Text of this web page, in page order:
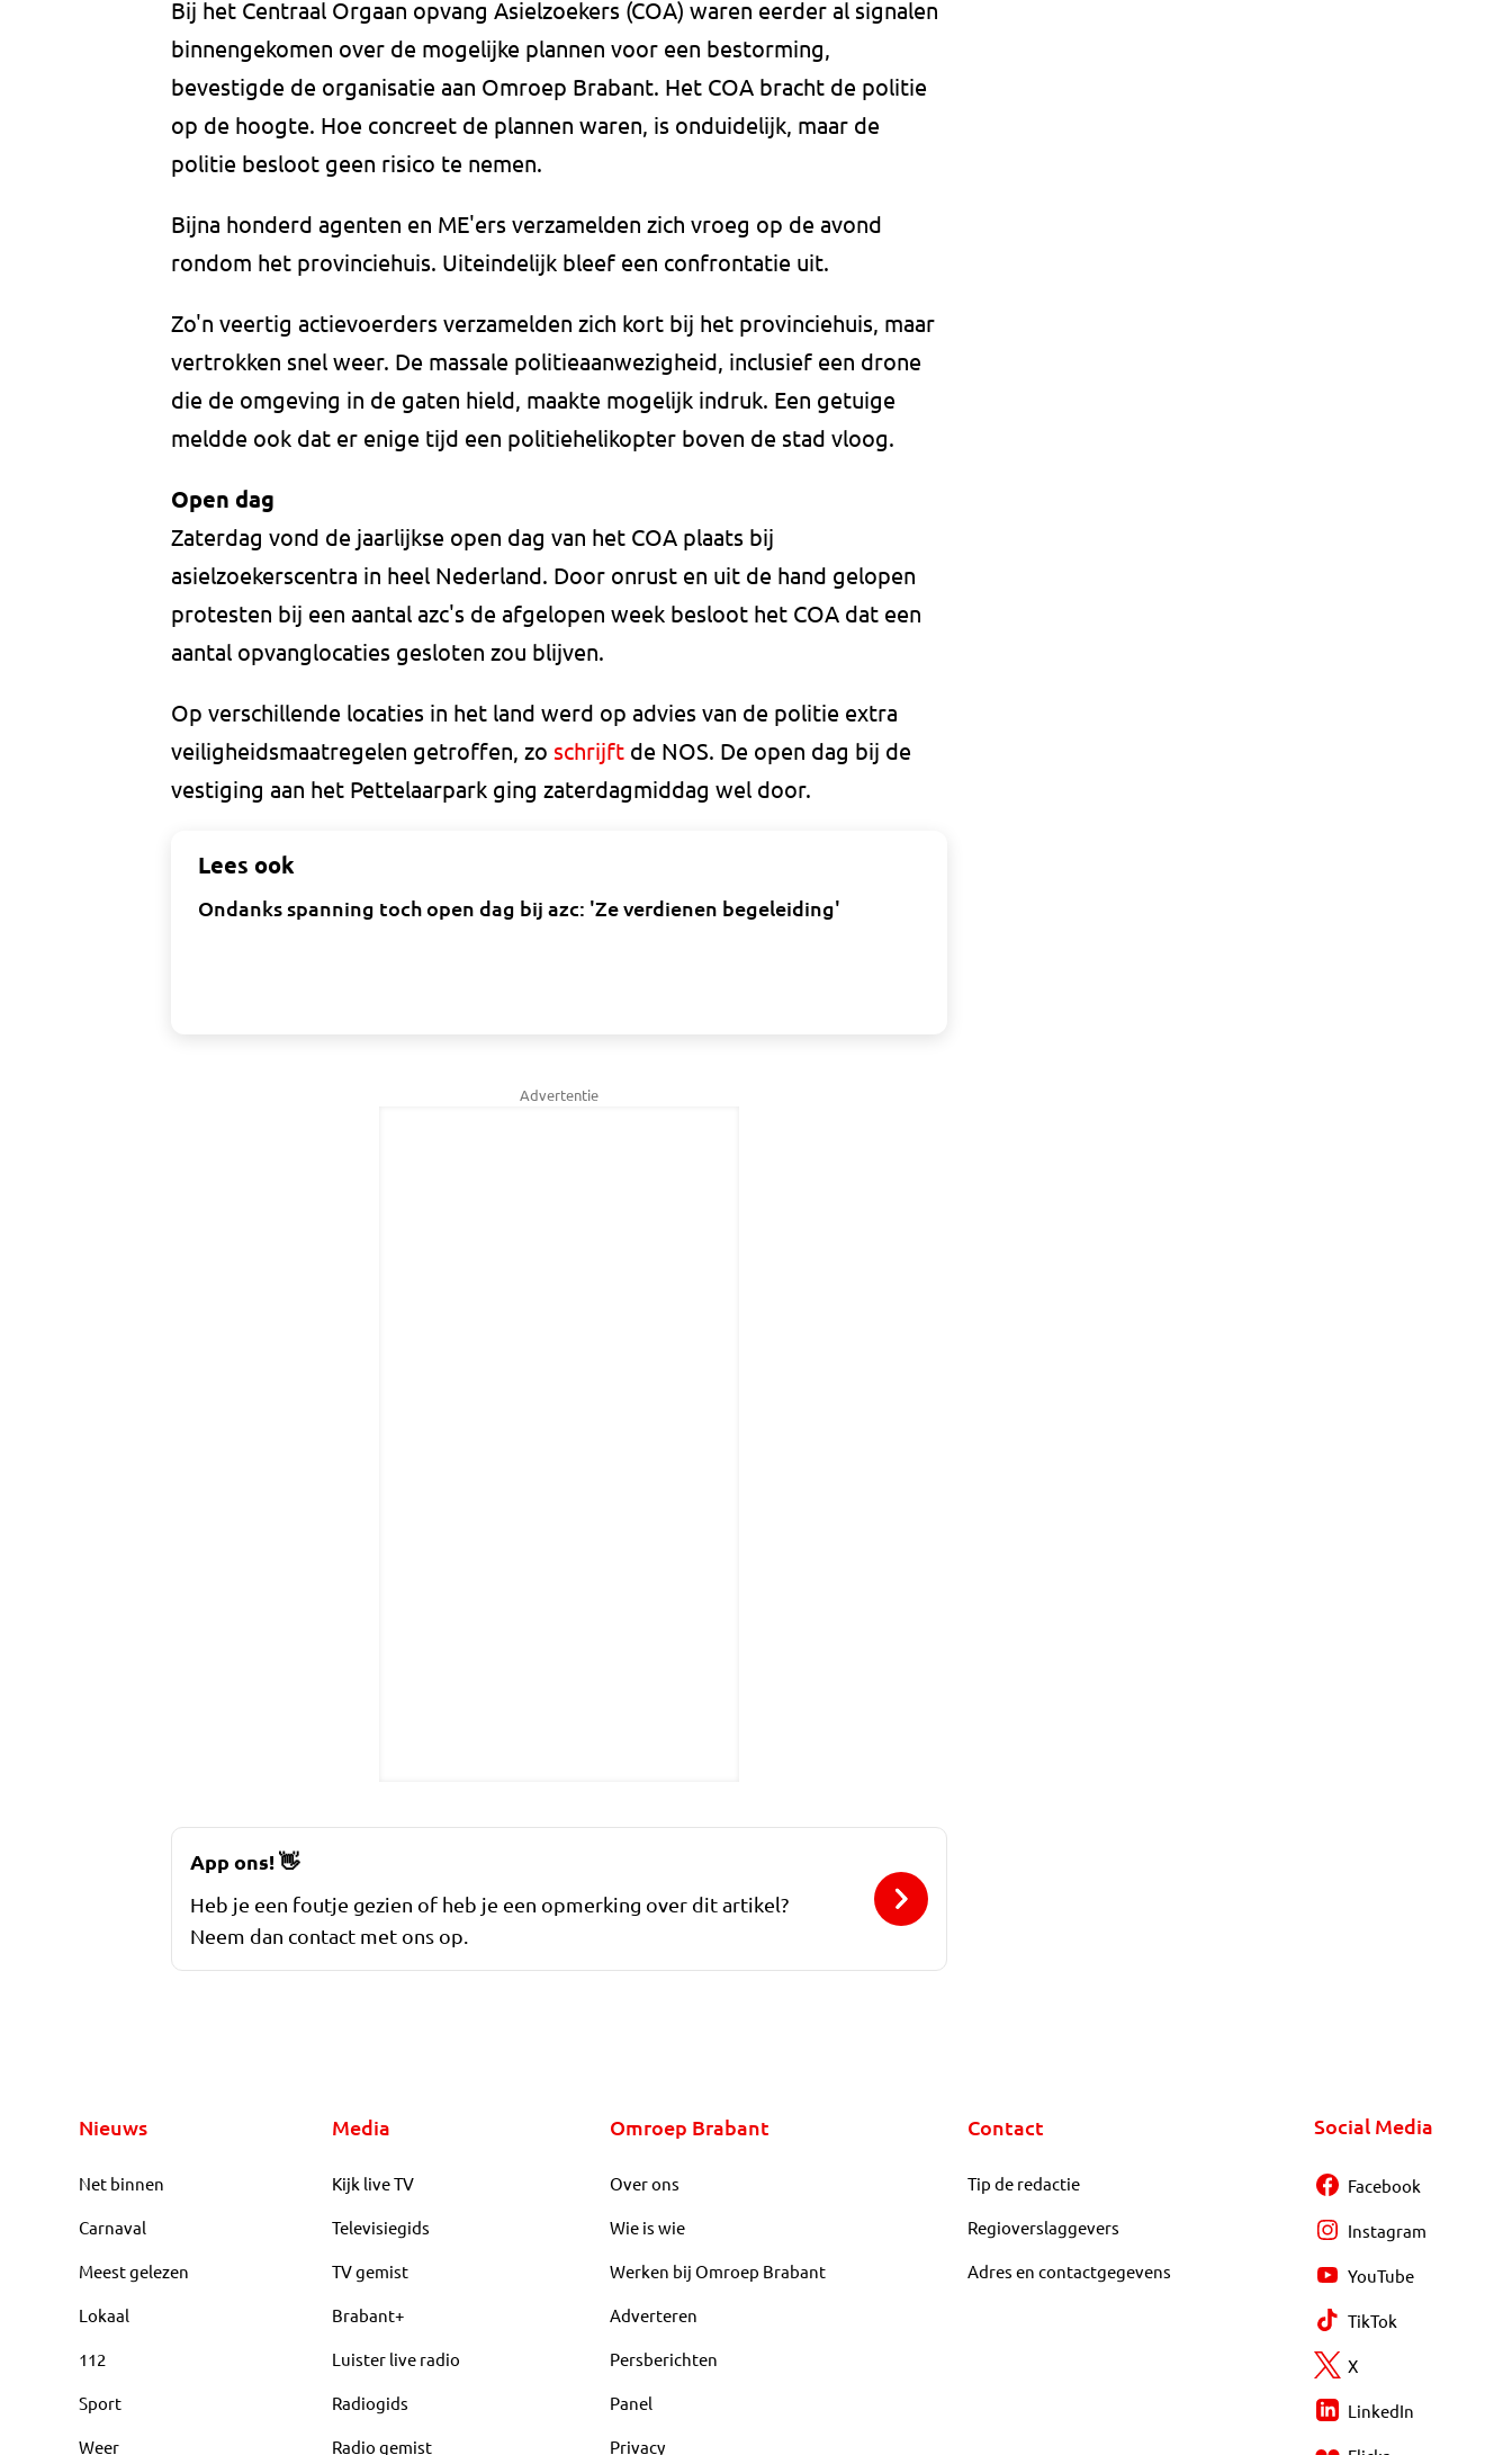
Bij het Centraal Orgaan opvang Asielzoekers (COA) waren eerder al signalen
binnengekomen over de mogelijke plannen voor een bestorming,
bevestigde de organisatie aan Omroep Brabant. Het COA bracht de politie
op de hoogte. Hoe concreet de plannen waren, is onduidelijk, maar de
politie besloot geen risico te nemen.
Bijna honderd agenten en ME'ers verzamelden zich vroeg op de avond
rondom het provinciehuis. Uiteindelijk bleef een confrontatie uit.
Zo'n veertig actievoerders verzamelden zich kort bij het provinciehuis, maar
vertrokken snel weer. De massale politieaanwezigheid, inclusief een drone
die de omgeving in de gaten hield, maakte mogelijk indruk. Een getuige
meldde ook dat er enige tijd een politiehelikopter boven de stad vloog.
Open dag
Zaterdag vond de jaarlijkse open dag van het COA plaats bij
asielzoekerscentra in heel Nederland. Door onrust en uit de hand gelopen
protesten bij een aantal azc's de afgelopen week besloot het COA dat een
aantal opvanglocaties gesloten zou blijven.
Op verschillende locaties in het land werd op advies van de politie extra
veiligheidsmaatregelen getroffen, zo schrijft de NOS. De open dag bij de
vestiging aan het Pettelaarpark ging zaterdagmiddag wel door.
Lees ook
Ondanks spanning toch open dag bij azc: 'Ze verdienen begeleiding'
Advertentie
App ons!👋
Heb je een foutje gezien of heb je een opmerking over dit artikel?
Neem dan contact met ons op.
Nieuws
Net binnen
Carnaval
Meest gelezen
Lokaal
112
Sport
Weer
Media
Kijk live TV
Televisiegids
TV gemist
Brabant+
Luister live radio
Radiogids
Radio gemist
Omroep Brabant
Over ons
Wie is wie
Werken bij Omroep Brabant
Adverteren
Persberichten
Panel
Privacy
Contact
Tip de redactie
Regioverslaggevers
Adres en contactgegevens
Social Media
Facebook
Instagram
YouTube
TikTok
X
LinkedIn